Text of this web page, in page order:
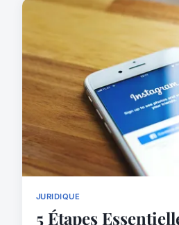
JURIDIQUE
5 Étapes